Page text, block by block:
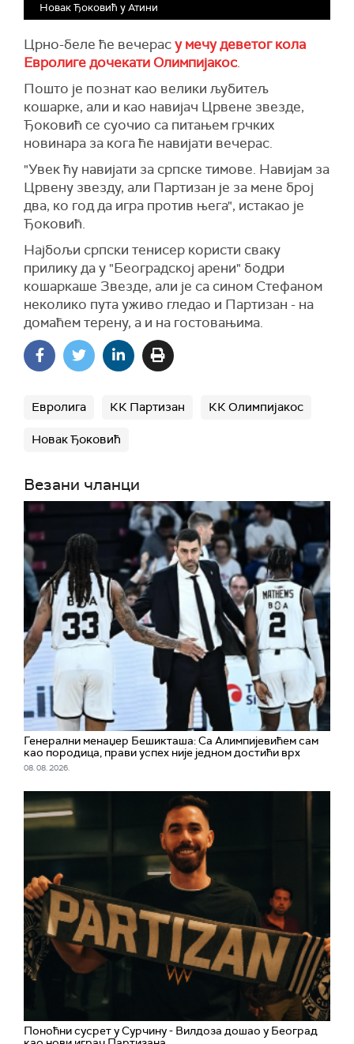
Новак Ђоковић у Атини
Црно-беле ће вечерасу мечу деветог кола
Евролиге дочекати Олимпијакос.
Пошто је познат као велики љубитељ
кошарке, али и као навијач Црвене звезде,
Ђоковић се суочио са питањем грчких
новинара за кога ће навијати вечерас.
"Увек ћу навијати за српске тимове. Навијам за
Црвену звезду, али Партизан је за мене број
два, ко год да игра против њега", истакао је
Ђоковић.
Најбољи српски тенисер користи сваку
прилику да у "Београдској арени" бодри
кошаркаше Звезде, али је са сином Стефаном
неколико пута уживо гледао и Партизан - на
домаћем терену, а и на гостовањима.
Евролига КК Партизан КК Олимпијакос
Новак Ђоковић
Везани чланци
Генерални менаџер Бешикташа: Са Алимпијевићем сам
као породица, прави успех није једном достићи врх
08. 08. 2026.
Поноћни сусрет у Сурчину - Вилдоза дошао у Београд